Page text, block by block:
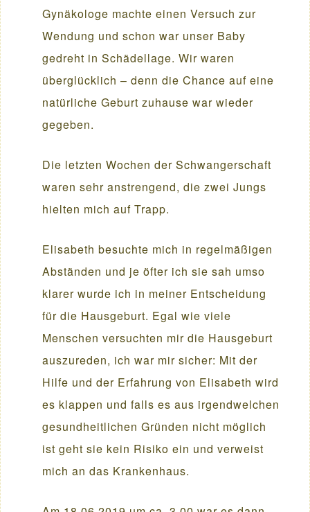
Gynäkologe machte einen Versuch zur
Wendung und schon war unser Baby
gedreht in Schädellage. Wir waren
überglücklich – denn die Chance auf eine
natürliche Geburt zuhause war wieder
gegeben.
Die letzten Wochen der Schwangerschaft
waren sehr anstrengend, die zwei Jungs
hielten mich auf Trapp.
Elisabeth besuchte mich in regelmäßigen
Abständen und je öfter ich sie sah umso
klarer wurde ich in meiner Entscheidung
für die Hausgeburt. Egal wie viele
Menschen versuchten mir die Hausgeburt
auszureden, ich war mir sicher: Mit der
Hilfe und der Erfahrung von Elisabeth wird
es klappen und falls es aus irgendwelchen
gesundheitlichen Gründen nicht möglich
ist geht sie kein Risiko ein und verweist
mich an das Krankenhaus.